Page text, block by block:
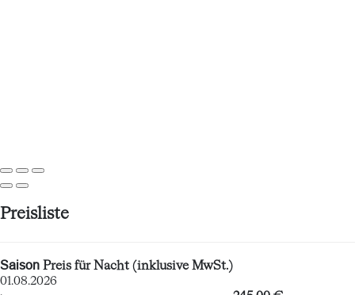
Preisliste
Saison Preis für Nacht (inklusive MwSt.)
01.08.2026